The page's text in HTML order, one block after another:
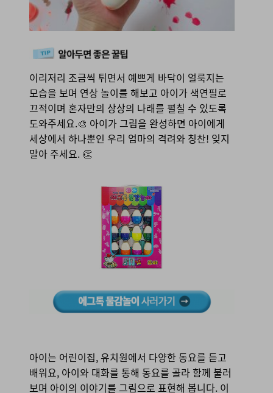
이리저리 조금씩 튀면서 예쁘게 바닥이 얼룩지는
모습을 보며 연상 놀이를 해보고 아이가 색연필로
끄적이며 혼자만의 상상의 나래를 펼칠 수 있도록
도와주세요.🎨 아이가 그림을 완성하면 아이에게
세상에서 하나뿐인 우리 엄마의 격려와 칭찬! 잊지
말아 주세요. 👏
아이는 어린이집, 유치원에서 다양한 동요를 듣고
배워요, 아이와 대화를 통해 동요를 골라 함께 불러
보며 아이의 이야기를 그림으로 표현해 봅니다. 이